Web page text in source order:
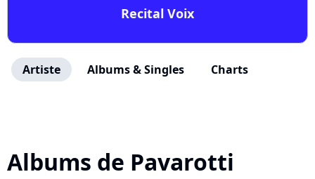
Recital Voix
Artiste Albums & Singles Charts
Albums de Pavarotti